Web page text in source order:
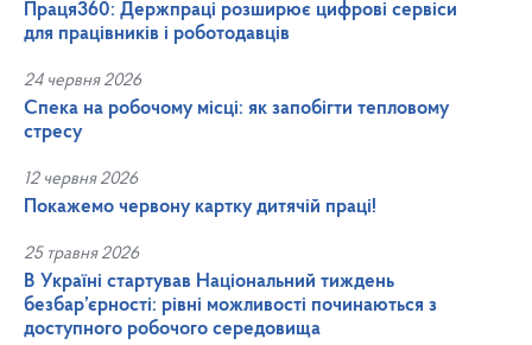
Праця360: Держпраці розширює цифрові сервіси
для працівників і роботодавців
24 червня 2026
Спека на робочому місці: як запобігти тепловому
стресу
12 червня 2026
Покажемо червону картку дитячій праці!
25 травня 2026
В Україні стартував Національний тиждень
безбар’єрності: рівні можливості починаються з
доступного робочого середовища